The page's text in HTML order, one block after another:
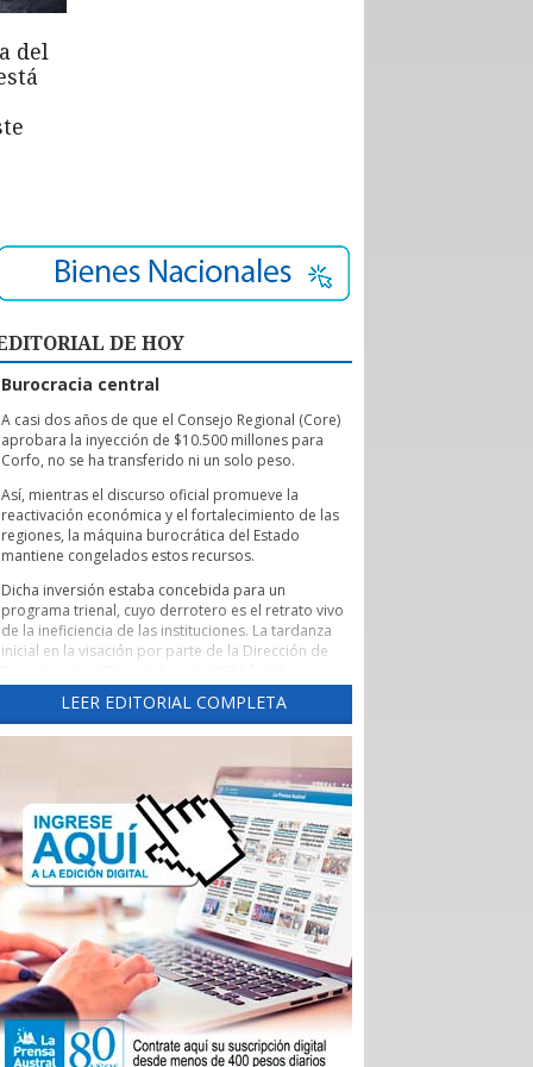
del
DE HOY
Burocracia central
A casi dos años de que el Consejo Regional (Core)
aprobara la inyección de $10.500 millones para
Corfo, no se ha transferido ni un solo peso.
Así, mientras el discurso oficial promueve la
reactivación económica y el fortalecimiento de las
regiones, la máquina burocrática del Estado
mantiene congelados estos recursos.
Dicha inversión estaba concebida para un
programa trienal, cuyo derrotero es el retrato vivo
de la ineficiencia de las instituciones. La tardanza
inicial en la visación por parte de la Dirección de
someter nuevamente los fondos a votación en
2025 ante un Core renovado por las elecciones.
Tras un rechazo inicial y su posterior
empantanado en una interminable maraña de
objeciones y revisiones de la Contraloría General
de la República.
Suelen verse estos roces entre ministerios,
gobernaciones y la Contraloría como lejanas
batallas leguleyas que solo interesan a la clase
política. Sin embargo, en una región como
Magallanes, la parálisis de los recursos públicos
tiene una traslación directa a la economía regional.
El plan de Corfo estaba diseñado para atender a
un universo de 1.485 empresas y emprendedores
locales que tributan en primera categoría. Cada
uno de estos proyectos representaba una fuente
de empleo directo o una cadena de
LEER EDITORIAL COMPLETA